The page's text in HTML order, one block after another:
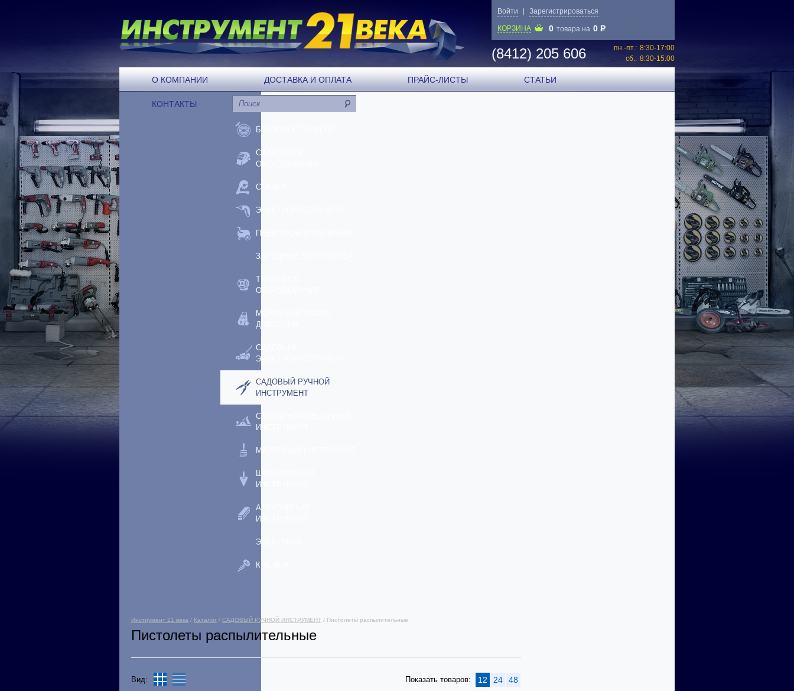
Войти Зарегистрироваться
КОРЗИНА 0 товара на 0 P
(8412) 205 606 пн.-пт.: 8:30-17:00
сб.: 8:30-15:00
О КОМПАНИИ ДОСТАВКА И ОПЛАТА ПРАЙС-ЛИСТЫ СТАТЬИ
КОНТАКТЫ
БЕНЗОИНСТРУМЕНТ
СВАРОЧНОЕ
ОБОРУДОВАНИЕ
СТАНКИ
ЭЛЕКТРОИНСТРУМЕНТ
ПНЕВМООБОРУДОВАНИЕ
ЗАРЯДНЫЕ УСТРОЙСТВА
ТЕПЛОВОЕ
ОБОРУДОВАНИЕ
МОЙКИ ВЫСОКОГО
ДАВЛЕНИЯ
САДОВЫЙ
ЭЛЕКТРОИНСТРУМЕНТ
САДОВЫЙ РУЧНОЙ
ИНСТРУМЕНТ
СТОЛЯРНО-СЛЕСАРНЫЙ
ИНСТРУМЕНТ
МАЛЯРНЫЙ ИНСТРУМЕНТ
ШТУКАТУРНЫЙ
ИНСТРУМЕНТ
АБРАЗИВНЫЙ
ИНСТРУМЕНТ
ЭЛЕКТРИКА
КРЕПЕЖ
Инструмент 21 века / Каталог / САДОВЫЙ РУЧНОЙ ИНСТРУМЕНТ / Пистолеты распылительные
Пистолеты распылительные
Вид: Показать товаров: 12 24 48